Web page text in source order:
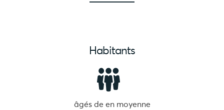
Habitants
âgés de en moyenne